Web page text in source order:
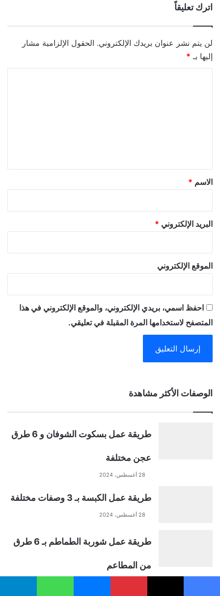
اترك تعليقاً
لن يتم نشر عنوان بريدك الإلكتروني. الحقول الإلزامية مشار
إليها بـ *
*
الاسم *
البريد الإلكتروني *
الموقع الإلكتروني
احفظ اسمي، بريدي الإلكتروني، والموقع الإلكتروني في هذا
المتصفح لاستخدامها المرة المقبلة في تعليقي.
lالوصفات الأكثر مشاهدة
طريقة عمل بسكوت الشوفان و 6 طرق
عجن مختلفة
28 أغسطس، 2024
طريقة عمل الكبسة بـ 3 وصفات مختلفة
28 أغسطس، 2024
طريقة عمل شوربة الطماطم بـ 6 طرق
من المطاعم